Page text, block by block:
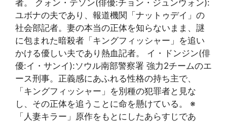
者。 クォン・テソン(俳優:チョン・ジュンウォン):
ユボナの夫であり、報道機関「ナットゥデイ」の
社会部記者。妻の本当の正体を知らないまま、謎
に包まれた暗殺者「キングフィッシャー」を追い
かける優しい夫であり熱血記者。 イ・ドンジン(俳
優:イ・サンイ):ソウル南部警察署 強力2チームのエ
ース刑事。正義感にあふれる性格の持ち主で、
「キングフィッシャー」を別種の犯罪者と見な
し、その正体を追うことに命を懸けている。 ※
「人妻キラー」原作をもとにしたあらすじであ